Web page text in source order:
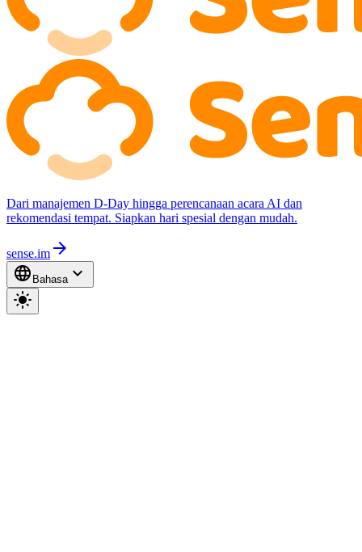
Dari manajemen D-Day hingga perencanaan acara AI dan
rekomendasi tempat. Siapkan hari spesial dengan mudah.
sense.im arrow_forward
language Bahasa expand_more
light_mode